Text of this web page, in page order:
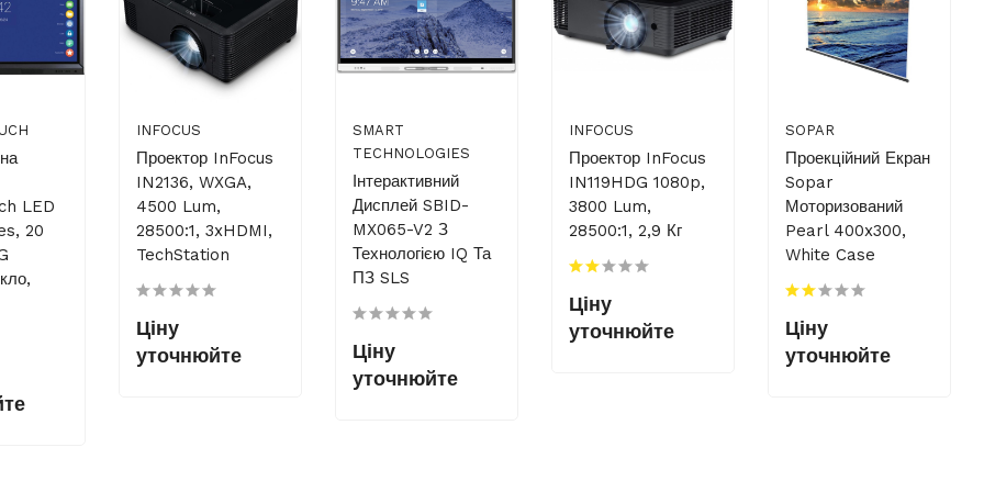
LED
20
INFOCUS
Проектор InFocus
IN2136, WXGA,
4500 Lum,
28500:1, 3xHDMI,
TechStation
Ціну
уточнюйте
SMART
TECHNOLOGIES
Інтерактивний
Дисплей SBID-
MX065-V2 З
Технологією IQ Та
ПЗ SLS
Ціну
уточнюйте
INFOCUS
Проектор InFocus
IN119HDG 1080p,
3800 Lum,
28500:1, 2,9 Кг
Ціну
уточнюйте
SOPAR
Проекційний Екран
Sopar
Моторизований
Pearl 400x300,
White Case
Ціну
уточнюйте